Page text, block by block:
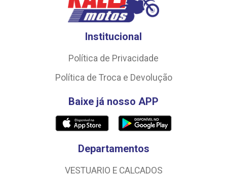
Institucional
Política de Privacidade
Política de Troca e Devolução
Baixe já nosso APP
Departamentos
VESTUARIO E CALCADOS